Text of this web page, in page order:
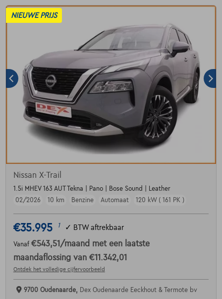
NIEUWE PRIJS
Nissan X-Trail
1.5i MHEV 163 AUT Tekna | Pano | Bose Sound | Leather
02/2026
10 km Benzine Automaat 120 kW ( 161 PK )
€35.995 1 ✓ BTW aftrekbaar
Vanaf €543,51 /maand met een laatste
maandaflossing van €11.342,01
Ontdek het volledige cijfervoorbeeld
9700 Oudenaarde, Dex Oudenaarde Eeckhout & Termote bv